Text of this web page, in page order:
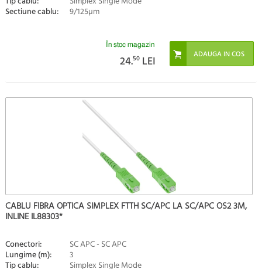
Sectiune cablu: 9/125µm
În stoc magazin
24.50 LEI
CABLU FIBRA OPTICA SIMPLEX FTTH SC/APC LA SC/APC OS2 3M,
INLINE IL88303*
Conectori: SC APC - SC APC
Lungime (m): 3
Tip cablu: Simplex Single Mode